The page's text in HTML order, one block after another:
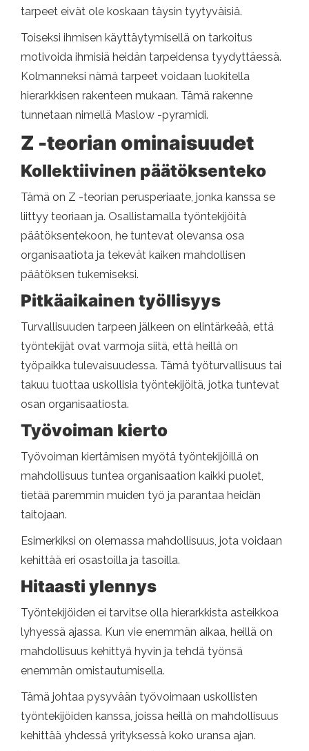
tarpeet eivät ole koskaan täysin tyytyväisiä.
Toiseksi ihmisen käyttäytymisellä on tarkoitus
motivoida ihmisiä heidän tarpeidensa tyydyttäessä.
Kolmanneksi nämä tarpeet voidaan luokitella
hierarkkisen rakenteen mukaan. Tämä rakenne
tunnetaan nimellä Maslow -pyramidi.
Z -teorian ominaisuudet
Kollektiivinen päätöksenteko
Tämä on Z -teorian perusperiaate, jonka kanssa se
liittyy teoriaan ja. Osallistamalla työntekijöitä
päätöksentekoon, he tuntevat olevansa osa
organisaatiota ja tekevät kaiken mahdollisen
päätöksen tukemiseksi.
Pitkäaikainen työllisyys
Turvallisuuden tarpeen jälkeen on elintärkeää, että
työntekijät ovat varmoja siitä, että heillä on
työpaikka tulevaisuudessa. Tämä työturvallisuus tai
takuu tuottaa uskollisia työntekijöitä, jotka tuntevat
osan organisaatiosta.
Työvoiman kierto
Työvoiman kiertämisen myötä työntekijöillä on
mahdollisuus tuntea organisaation kaikki puolet,
tietää paremmin muiden työ ja parantaa heidän
taitojaan.
Esimerkiksi on olemassa mahdollisuus, jota voidaan
kehittää eri osastoilla ja tasoilla.
Hitaasti ylennys
Työntekijöiden ei tarvitse olla hierarkkista asteikkoa
lyhyessä ajassa. Kun vie enemmän aikaa, heillä on
mahdollisuus kehittyä hyvin ja tehdä työnsä
enemmän omistautumisella.
Tämä johtaa pysyvään työvoimaan uskollisten
työntekijöiden kanssa, joissa heillä on mahdollisuus
kehittää yhdessä yrityksessä koko uransa ajan.